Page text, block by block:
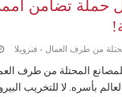
حملة تضامن
من طرف العمال - فنزويلا
بأسره. لا للتخريب